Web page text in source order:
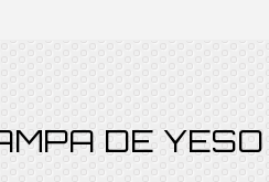
DE YESO